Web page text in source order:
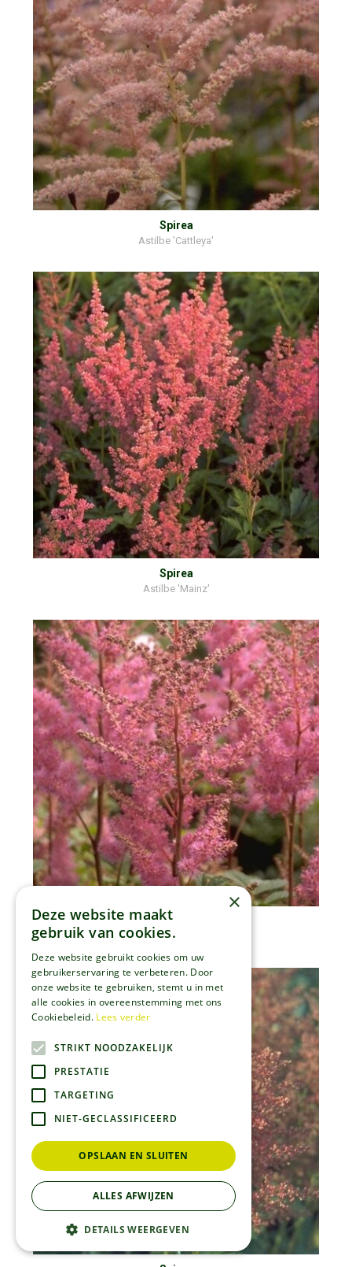
Spirea
Astilbe 'Cattleya'
Spirea
Astilbe 'Mainz'
Spirea
Astilbe 'Amethyst'
×
Deze website maakt
gebruik van cookies.
Deze website gebruikt cookies om uw
gebruikerservaring te verbeteren. Door
onze website te gebruiken, stemt u in met
alle cookies in overeenstemming met ons
Cookiebeleid. Lees verder
STRIKT NOODZAKELIJK
PRESTATIE
TARGETING
NIET-GECLASSIFICEERD
OPSLAAN EN SLUITEN
ALLES AFWIJZEN
DETAILS WEERGEVEN